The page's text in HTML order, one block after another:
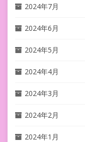
2024年7月
2024年6月
2024年5月
2024年4月
2024年3月
2024年2月
2024年1月